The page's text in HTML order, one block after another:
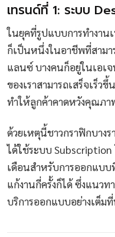
เทรนด์ที่ 1: ระบบ
ในยุคที่รูปแบบการทำงาน
ก็เป็นหนึ่งในอาชีพที่สาม
แลนซ์ บางคนก็อยู่ในเอเ
ของเราสามารถเสร็จเร็ว
ทำให้ลูกค้าคาดหวังคุณภ
ด้วยเหตุนี้ชาวกราฟิกบาง
ได้ใช้ระบบ Subscription
เดือนสำหรับการออกแบบ
แก้งานกี่ครั้งก็ได้ ซึ่งแนว
บริการออกแบบอย่างเต็ม